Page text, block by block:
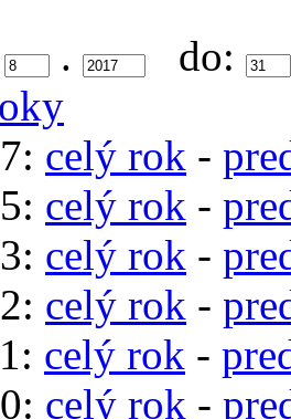
.
do:
celý rok -
celý rok -
celý rok -
celý rok -
celý rok -
celý rok -